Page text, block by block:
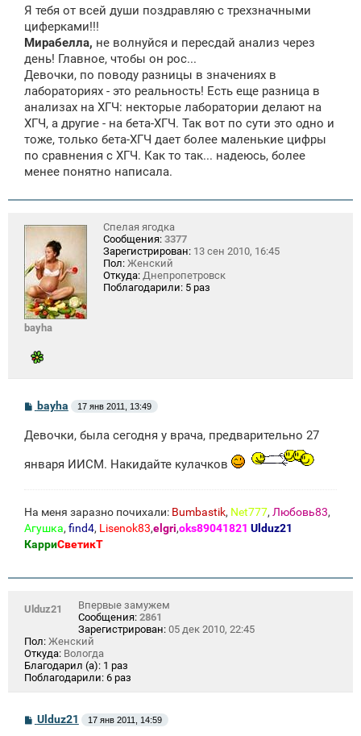
Я тебя от всей души поздравляю с трехзначными
циферками!!!
Мирабелла, не волнуйся и пересдай анализ через
день! Главное, чтобы он рос...
Девочки, по поводу разницы в значениях в
лабораториях - это реальность! Есть еще разница в
анализах на ХГЧ: некторые лаборатории делают на
ХГЧ, а другие - на бета-ХГЧ. Так вот по сути это одно и
тоже, только бета-ХГЧ дает более маленькие цифры
по сравнения с ХГЧ. Как то так... надеюсь, более
менее понятно написала.
bayha
Спелая ягодка
Сообщения: 3377
Зарегистрирован: 13 сен 2010, 16:45
Пол: Женский
Откуда: Днепропетровск
Поблагодарили: 5 раз
С
б
е
н
bayha 17 янв 2011, 13:49
Девочки, была сегодня у врача, предварительно 27
января ИИСМ. Накидайте кулачков
На меня заразно почихали: Bumbastik, Net777, Любовь83,
Агушка, find4, Lisenok83,elgri,oks89041821 Ulduz21
КарриСветикТ
Ulduz21
Впервые замужем
Сообщения: 2861
Зарегистрирован: 05 дек 2010, 22:45
Пол: Женский
Откуда: Вологда
Благодарил (а): 1 раз
Поблагодарили: 6 раз
СUlduz21 17 янв 2011, 14:59